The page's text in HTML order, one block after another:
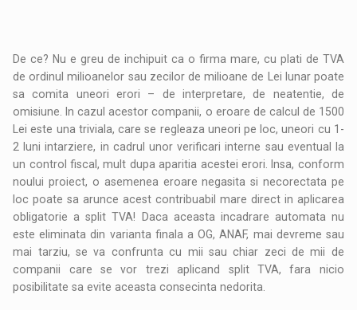
De ce? Nu e greu de inchipuit ca o firma mare, cu plati de TVA
de ordinul milioanelor sau zecilor de milioane de Lei lunar poate
sa comita uneori erori – de interpretare, de neatentie, de
omisiune. In cazul acestor companii, o eroare de calcul de 1500
Lei este una triviala, care se regleaza uneori pe loc, uneori cu 1-
2 luni intarziere, in cadrul unor verificari interne sau eventual la
un control fiscal, mult dupa aparitia acestei erori. Insa, conform
noului proiect, o asemenea eroare negasita si necorectata pe
loc poate sa arunce acest contribuabil mare direct in aplicarea
obligatorie a split TVA! Daca aceasta incadrare automata nu
este eliminata din varianta finala a OG, ANAF, mai devreme sau
mai tarziu, se va confrunta cu mii sau chiar zeci de mii de
companii care se vor trezi aplicand split TVA, fara nicio
posibilitate sa evite aceasta consecinta nedorita.